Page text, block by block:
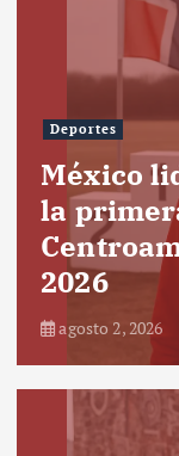
Deportes
México
la
2026
agosto 2, 2026